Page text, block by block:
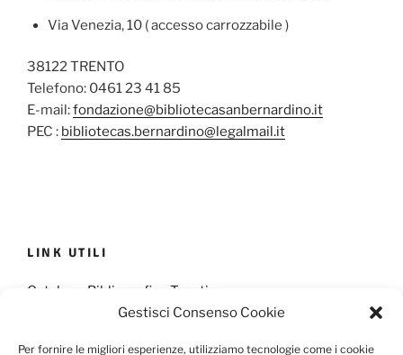
Gestisci Consenso Cookie
Per fornire le migliori esperienze, utilizziamo tecnologie come i cookie
Via Venezia, 10 ( accesso carrozzabile )
38122 TRENTO
Telefono: 0461 23 41 85
E-mail:fondazione@bibliotecasanbernardino.it
PEC : bibliotecas.bernardino@legalmail.it
LINK UTILI
Catalogo Bibliografico Trentino